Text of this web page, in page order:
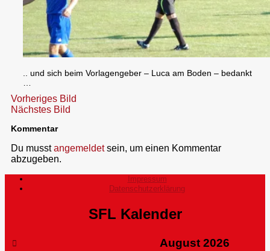
.. und sich beim Vorlagengeber – Luca am Boden – bedankt
Vorheriges Bild
Nächstes Bild
Kommentar
Du musstangemeldetsein, um einen Kommentar
abzugeben.
Impressum
Datenschutzerklärung
SFL Kalender
August 2026